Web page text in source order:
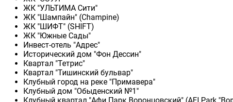
ЖК "УЛЬТИМА Сити"
ЖК "Шампайн" (Champine)
ЖК "ШИФТ" (SHIFT)
ЖК "Южные Сады"
Инвест-отель "Адрес"
Исторический дом "Фон Дессин"
Квартал "Тетрис"
Квартал "Тишинский бульвар"
Клубный город на реке "Примавера"
Клубный дом "Обыденский №1"